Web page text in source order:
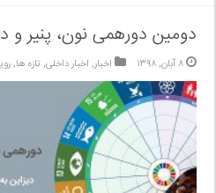
دومین دورهمی نون، پنیر و
۸ آبان, ۱۳۹۸ اخبار, اخبار داخلی, تازه ها,